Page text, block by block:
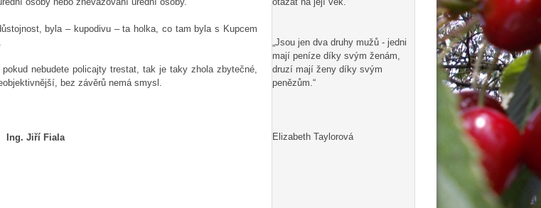
byla – kupodivu – ta holka, co tam byla s Kupcem
nebudete policajty trestat, tak je taky zhola zbytečné,
bez závěrů nemá smysl.
Ing. Jiří Fiala
„Jsou jen dva druhy mužů - jedni
mají peníze díky svým ženám,
druzí mají ženy díky svým
penězům.“
Elizabeth Taylorová